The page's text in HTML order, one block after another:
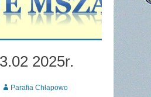
2025r.
Author
Parafia Chłapowo